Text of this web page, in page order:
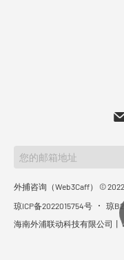
外捕咨询（Web3Caff） ©
琼ICP备2022015754号 琼
海南外浦联动科技有限公司丨